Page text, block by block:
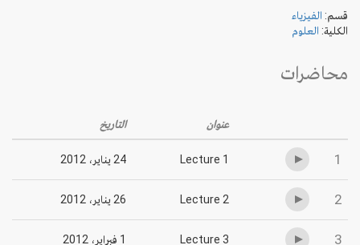
قسم: الفيزياء
الكلية: العلوم
محاضرات
عنوان التاريخ
1
Lecture 1 24 يناير، 2012
2
Lecture 2 26 يناير، 2012
3
Lecture 3 1 فبراير، 2012